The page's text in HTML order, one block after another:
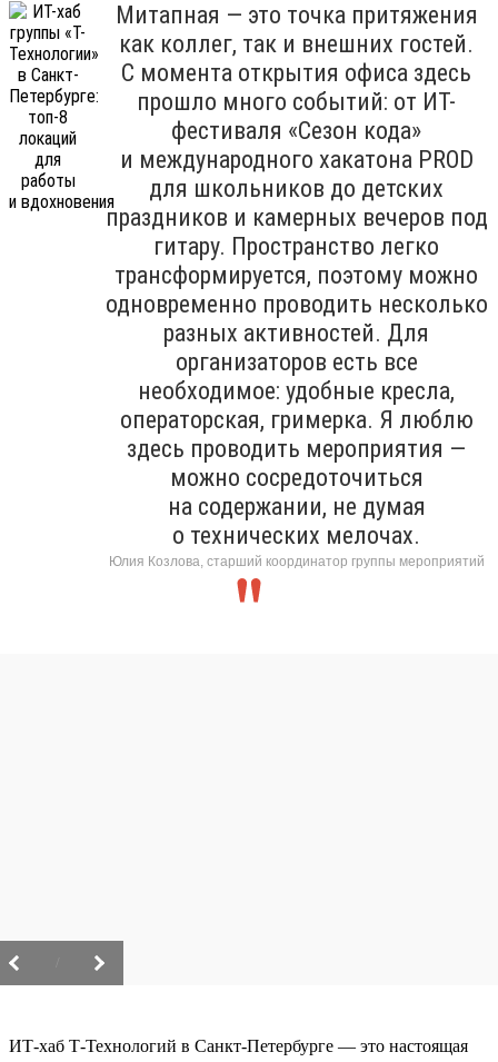
Митапная — это точка притяжения
как коллег, так и внешних гостей.
С момента открытия офиса здесь
прошло много событий: от ИТ-
фестиваля «Сезон кода»
и международного хакатона PROD
для школьников до детских
праздников и камерных вечеров под
гитару. Пространство легко
трансформируется, поэтому можно
одновременно проводить несколько
разных активностей. Для
организаторов есть все
необходимое: удобные кресла,
операторская, гримерка. Я люблю
здесь проводить мероприятия —
можно сосредоточиться
на содержании, не думая
о технических мелочах.
Юлия Козлова, старший координатор группы мероприятий
ИТ-хаб Т-Технологий в Санкт-Петербурге — это настоящая